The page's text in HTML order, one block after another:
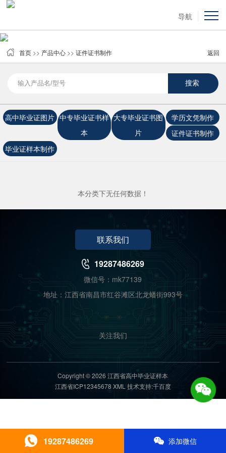
导航
首页 >> 产品中心 >>证件证书制作 返回
高中毕业证图片 中专毕业证书样
本
大专毕业证书图
片
学历文凭制作
证件证书制作
毕业证样本制作
本分类下无任何数据！
联系我们
19287486269
微信号：mk77139
地址：江西省南昌市红谷滩区北龙蟠街993号
关注我们
Copyright © 2026 江西省高中毕业证样本
江西省ICP12345678 XML 技术支持:千百度
19287486269 添加微信